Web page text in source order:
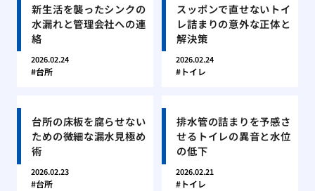
新生活を襲ったシンクの
水漏れと管理会社への連
絡
2026.02.24
台所
スッポンで直せないトイ
レ詰まりの意外な正体と
解決策
2026.02.24
トイレ
台所の床板を腐らせない
ための微細な漏水見極め
術
2026.02.23
台所
排水管の詰まりを予感さ
せるトイレの異音と水位
の低下
2026.02.21
トイレ